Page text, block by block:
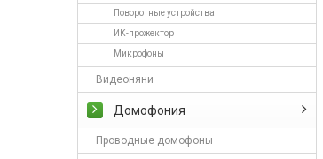
Поворотные устройства
ИК-прожектор
Микрофоны
Видеоняни
Домофония
Проводные домофоны